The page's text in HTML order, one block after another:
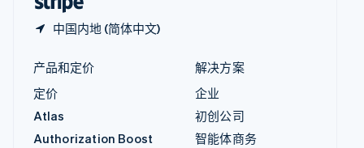
中国内地 (简体中文)
产品和定价
定价
Atlas
Authorization Boost
解决方案
企业
初创公司
智能体商务